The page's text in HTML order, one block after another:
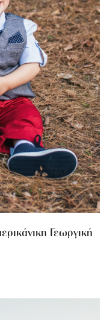
Γεωργική